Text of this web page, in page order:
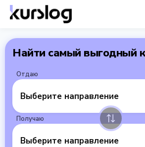
Найти самый выгодный
Отдаю
Выберите направление
Получаю
Выберите направление